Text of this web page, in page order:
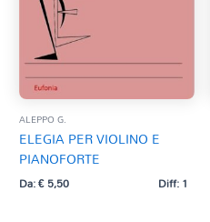
ALEPPO G.
ELEGIA PER VIOLINO E
PIANOFORTE
Da:€5,50 Diff: 1